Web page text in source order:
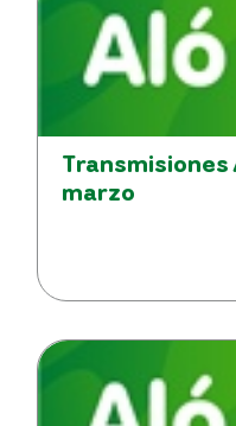
Transmisiones
marzo